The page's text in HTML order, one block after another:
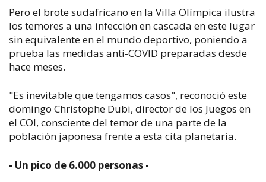
Pero el brote sudafricano en la Villa Olímpica ilustra
los temores a una infección en cascada en este lugar
sin equivalente en el mundo deportivo, poniendo a
prueba las medidas anti-COVID preparadas desde
hace meses.
"Es inevitable que tengamos casos", reconoció este
domingo Christophe Dubi, director de los Juegos en
el COI, consciente del temor de una parte de la
población japonesa frente a esta cita planetaria.
- Un pico de 6.000 personas -